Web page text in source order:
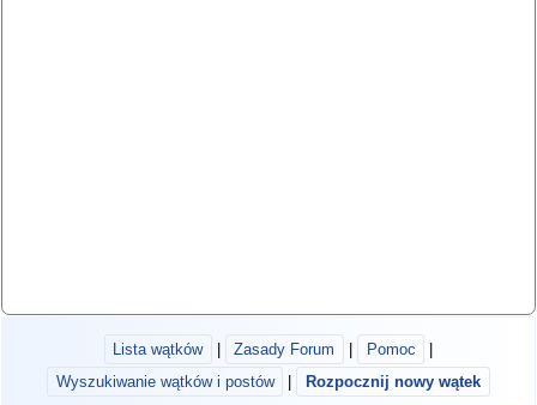
Lista wątków Zasady Forum Pomoc
Wyszukiwanie wątków i postów
Rozpocznij nowy wątek